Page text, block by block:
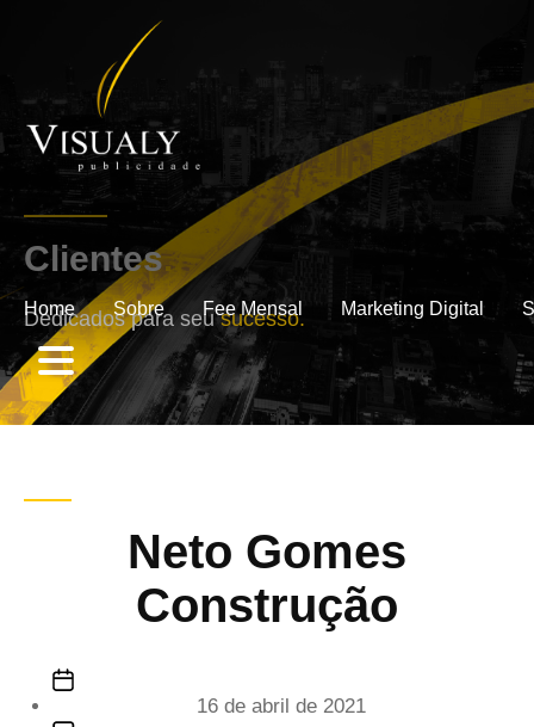
Home Sobre Fee Mensal Marketing Digital
Clientes.
Dedicados para seusucesso.
Neto Gomes
Construção
de
16 de abril de 2021